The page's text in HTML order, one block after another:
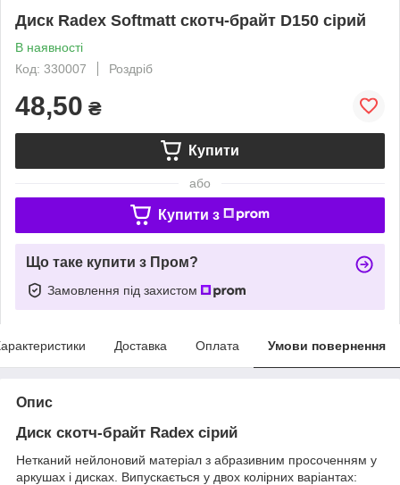
Диск Radex Softmatt скотч-брайт D150 сірий
В наявності
Код: 330007
Роздріб
48,50 ₴
Купити
або
Купити з
Що таке купити з Пром?
Замовлення під захистом
Доставка Оплата Умови повернення
Опис
Диск скотч-брайт Radex сірий
Нетканий нейлоновий матеріал з абразивним просоченням у
аркушах і дисках. Випускається у двох колірних варіантах: